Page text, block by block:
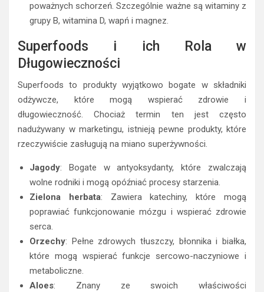
poważnych schorzeń. Szczególnie ważne są witaminy z
grupy B, witamina D, wapń i magnez.
Superfoods i ich Rola w
Długowieczności
Superfoods to produkty wyjątkowo bogate w składniki
odżywcze, które mogą wspierać zdrowie i
długowieczność. Chociaż termin ten jest często
nadużywany w marketingu, istnieją pewne produkty, które
rzeczywiście zasługują na miano superżywności.
Jagody: Bogate w antyoksydanty, które zwalczają
wolne rodniki i mogą opóźniać procesy starzenia.
Zielona herbata: Zawiera katechiny, które mogą
poprawiać funkcjonowanie mózgu i wspierać zdrowie
serca.
Orzechy: Pełne zdrowych tłuszczy, błonnika i białka,
które mogą wspierać funkcje sercowo-naczyniowe i
metaboliczne.
Aloes: Znany ze swoich właściwości